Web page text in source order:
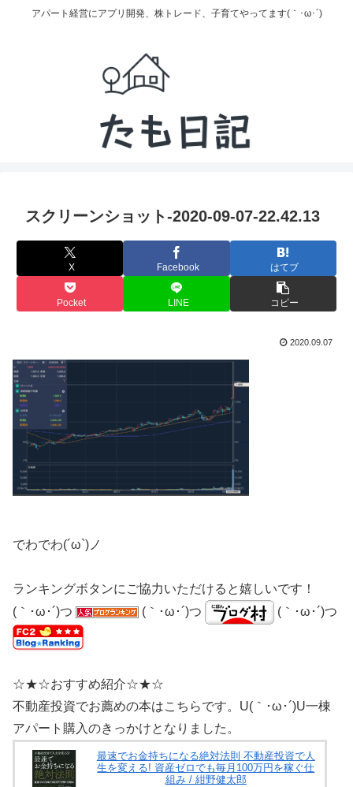
アパート経営にアプリ開発、株トレード、子育てやってます(｀･ω･´)
スクリーンショット-2020-09-07-22.42.13
X Facebook はてブ
Pocket LINE コピー
2020.09.07
でわでわ(´ω`)ノ
ランキングボタンにご協力いただけると嬉しいです！
(｀･ω･´)つ
(｀･ω･´)つ (｀･ω･´)つ
☆★☆おすすめ紹介☆★☆
不動産投資でお薦めの本はこちらです。U(｀･ω･´)U一棟
アパート購入のきっかけとなりました。
最速でお金持ちになる絶対法則 不動産投資で人
生を変える! 資産ゼロでも毎月100万円を稼ぐ仕
組み / 紺野健太郎